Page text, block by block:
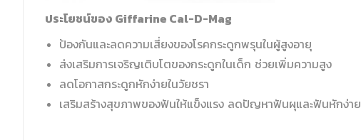
ประโยชน์ของ Giffarine Cal-D-Mag
ป้องกันและลดความเสี่ยงของโรคกระดูกพรุนในผู้สูงอายุ
ส่งเสริมการเจริญเติบโตของกระดูกในเด็ก ช่วยเพิ่มความสูง
ลดโอกาสกระดูกหักง่ายในวัยชรา
เสริมสร้างสุขภาพของฟันให้แข็งแรง ลดปัญหาฟันผุและฟันหักง่าย